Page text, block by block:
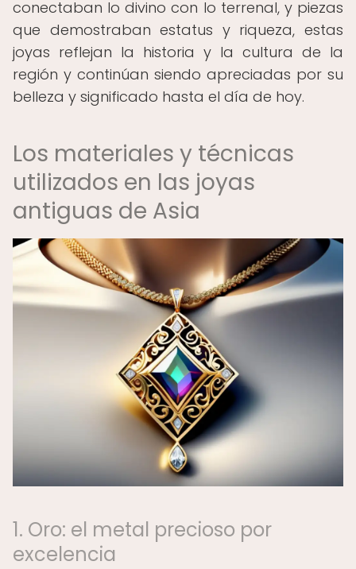
conectaban lo divino con lo terrenal, y piezas
que demostraban estatus y riqueza, estas
joyas reflejan la historia y la cultura de la
región y continúan siendo apreciadas por su
belleza y significado hasta el día de hoy.
Los materiales y técnicas
utilizados en las joyas
antiguas de Asia
1. Oro: el metal precioso por
excelencia